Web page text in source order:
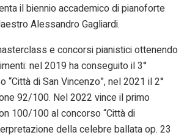
il biennio accademico di pianoforte
Alessandro Gagliardi.
e concorsi pianistici ottenendo
nel 2019 ha conseguito il 3°
“Città di San Vincenzo”, nel 2021 il 2°
92/100. Nel 2022 vince il primo
100/100 al concorso “Città di
della celebre ballata op. 23